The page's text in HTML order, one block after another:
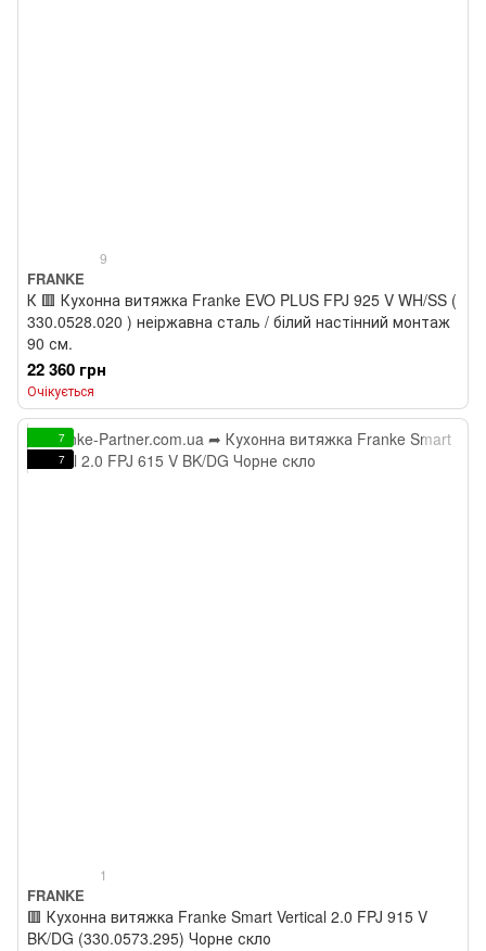
9
FRANKE
К 🟥 Кухонна витяжка Franke EVO PLUS FPJ 925 V WH/SS (
330.0528.020 ) неіржавна сталь / білий настінний монтаж
90 см.
22 360 грн
Очікується
7
7
1
FRANKE
🟥 Кухонна витяжка Franke Smart Vertical 2.0 FPJ 915 V
BK/DG (330.0573.295) Чорне скло